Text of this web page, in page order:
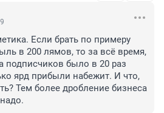
Если брать по примеру
в 200 лямов, то за всё время,
подписчиков было в 20 раз
ярд прибыли набежит. И что,
Тем более дробление бизнеса